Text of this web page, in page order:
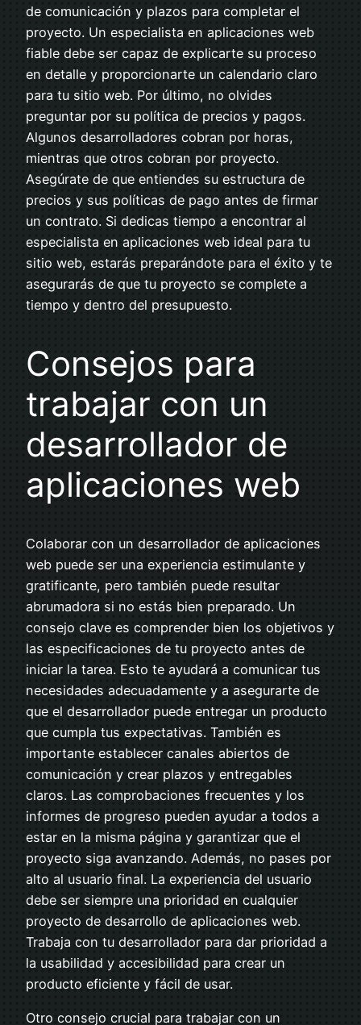
de comunicación y plazos para completar el
proyecto. Un especialista en aplicaciones web
fiable debe ser capaz de explicarte su proceso
en detalle y proporcionarte un calendario claro
para tu sitio web. Por último, no olvides
preguntar por su política de precios y pagos.
Algunos desarrolladores cobran por horas,
mientras que otros cobran por proyecto.
Asegúrate de que entiendes su estructura de
precios y sus políticas de pago antes de firmar
un contrato. Si dedicas tiempo a encontrar al
especialista en aplicaciones web ideal para tu
sitio web, estarás preparándote para el éxito y te
asegurarás de que tu proyecto se complete a
tiempo y dentro del presupuesto.
Consejos para
trabajar con un
desarrollador de
aplicaciones web
Colaborar con un desarrollador de aplicaciones
web puede ser una experiencia estimulante y
gratificante, pero también puede resultar
abrumadora si no estás bien preparado. Un
consejo clave es comprender bien los objetivos y
las especificaciones de tu proyecto antes de
iniciar la tarea. Esto te ayudará a comunicar tus
necesidades adecuadamente y a asegurarte de
que el desarrollador puede entregar un producto
que cumpla tus expectativas. También es
importante establecer canales abiertos de
comunicación y crear plazos y entregables
claros. Las comprobaciones frecuentes y los
informes de progreso pueden ayudar a todos a
estar en la misma página y garantizar que el
proyecto siga avanzando. Además, no pases por
alto al usuario final. La experiencia del usuario
debe ser siempre una prioridad en cualquier
proyecto de desarrollo de aplicaciones web.
Trabaja con tu desarrollador para dar prioridad a
la usabilidad y accesibilidad para crear un
producto eficiente y fácil de usar.
Otro consejo crucial para trabajar con un